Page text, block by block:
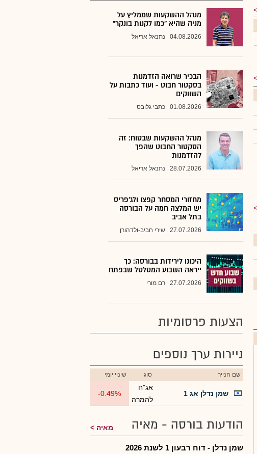
מנהל ההשקעות שממליץ על
מניה שהיא "כמו לקנות בונקר"
04.08.2026 נתנאל אריאל
הבכיר שרואה הזדמנות
בסקטור חבוט - ועוד כתבות על
השווקים
01.08.2026 כתבי גלובס
מנהל ההשקעות שבטוח: זה
הסקטור החבוט שהפך
להזדמנות
28.07.2026 נתנאל אריאל
מחזורי המסחר קפצו ולג'פריס
יש המלצה חמה על הבורסה
בתל אביב
27.07.2026 שירי חביב-ולדהורן
היכונו לירידות בבורסה: כך
ייראה השבוע המטלטל שבפתח
27.07.2026 רם מורי
הצעות פרסומיות
ניירות ערך נוספים
שם הנייר סוג שינוי יומי
שמן נדלן אג 1
אג"ח
להמרה
-0.49%
הודעות בורסה - מאיה מאיה
שמן נדלן - דוח רבעון 1 לשנת 2026